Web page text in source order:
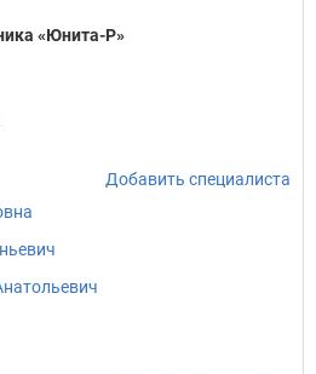
«Юнита-Р»
Добавить специалиста